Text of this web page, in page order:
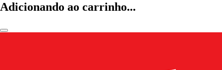
Adicionando ao carrinho...